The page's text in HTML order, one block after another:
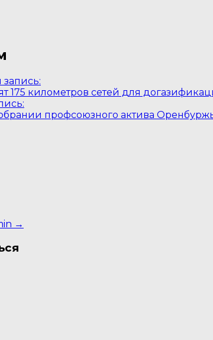
175 километров сетей для
профсоюзного актива
→